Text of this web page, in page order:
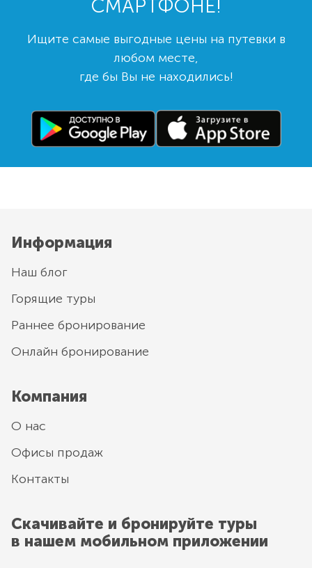
СМАРТФОНЕ!
Ищите самые выгодные цены на путевки в
любом месте,
где бы Вы не находились!
Информация
Наш блог
Горящие туры
Раннее бронирование
Онлайн бронирование
Компания
О нас
Офисы продаж
Контакты
Скачивайте и бронируйте туры
в нашем мобильном приложении